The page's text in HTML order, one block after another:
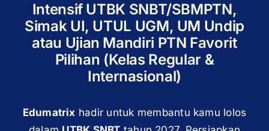
Intensif UTBK SNBT/SBMPTN,
Simak UI, UTUL UGM, UM Undip
atau Ujian Mandiri PTN Favorit
Pilihan (Kelas Regular &
Internasional)
Edumatrix hadir untuk membantu kamu lolos